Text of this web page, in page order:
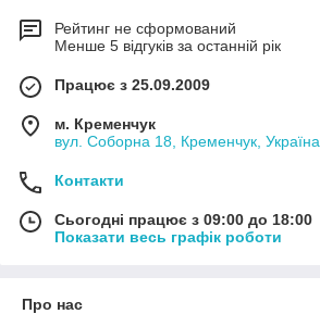
Рейтинг не сформований
Менше 5 відгуків за останній рік
Працює з 25.09.2009
м. Кременчук
вул. Соборна 18, Кременчук, Україна
Контакти
Сьогодні працює з 09:00 до 18:00
Показати весь графік роботи
Про нас